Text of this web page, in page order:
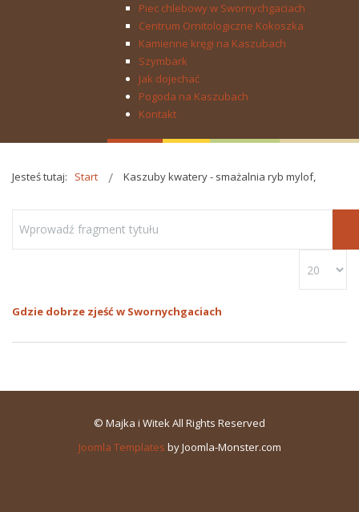
Piec chlebowy w Swornychgaciach
Centrum Ornitologiczne Kokoszka
Kamienne kręgi na Kaszubach
Szymbark
Jak dojechać
Pogoda na Kaszubach
Kontakt
Jesteś tutaj: Start Kaszuby kwatery - smażalnia ryb mylof,
Gdzie dobrze zjeść w Swornychgaciach
© Majka i Witek All Rights Reserved
Joomla Templates by Joomla-Monster.com